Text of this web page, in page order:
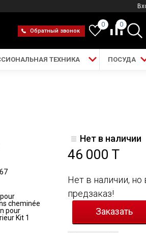
Обратный звонок
0
0
ТЕХНИКА ПОСУДА
cheminée
pour
Kit 1
Нет в наличии
46 000 T
Нет в наличии,
предзаказ!